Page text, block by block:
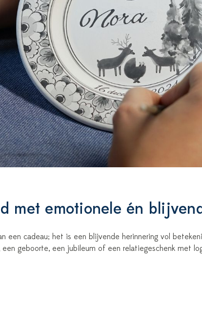
met emotionele én
een cadeau; het is een blijvende herinnering vol
geboorte, een jubileum of een relatiegeschenk met